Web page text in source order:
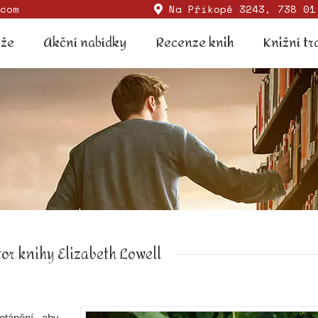
Na Příkopě 3243, 738
Akční nabídky Recenze knih Knižní
knihy Elizabeth Lowell
Akční nabídky Recenze knih